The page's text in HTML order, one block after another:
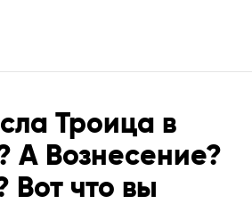
Троица в
А Вознесение?
Вот что вы